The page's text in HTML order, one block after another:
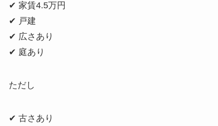
✔ 家賃4.5万円
✔ 戸建
✔ 広さあり
✔ 庭あり
ただし
✔ 古さあり